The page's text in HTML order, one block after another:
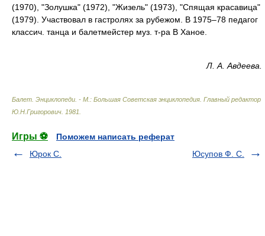
(1970), "Золушка" (1972), "Жизель" (1973), "Спящая красавица"
(1979). Участвовал в гастролях за рубежом. В 1975–78 педагог
классич. танца и балетмейстер муз. т-ра В Ханое.
Л. А. Авдеева.
Балет. Энциклопеди. - М.: Большая Советская энциклопедия Главный редактор
Ю.Н.Григорович 1981
Игры ⚽
Поможем написать реферат
Юрок С.
Юсупов Ф. С.